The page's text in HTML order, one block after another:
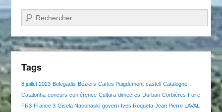
Recherche
Tags
8 juillet 2023 Bolegadis Béziers Carles Puigdemont castell Catalogne
Catalonha concurs conférence Cultura dimecres Durban-Corbières Foire
FR3 France 3 Gisela Naconaski govern Ives Roqueta Jean Pierre LAVAL